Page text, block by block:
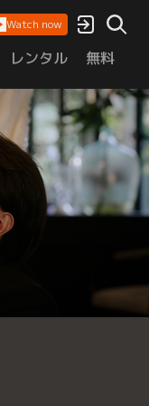
Watch now
レンタル 無料